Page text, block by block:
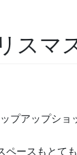
スマ
アップショ
ースもとて